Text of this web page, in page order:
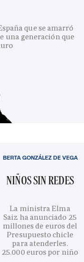
que se amarró
una generación que
NIÑOS SIN REDES
La ministra Elma
Saiz ha anunciado 25
millones de euros del
Presupuesto chicle
para atenderles.
25.000 euros por niño
BERTA GONZÁLEZ DE VEGA